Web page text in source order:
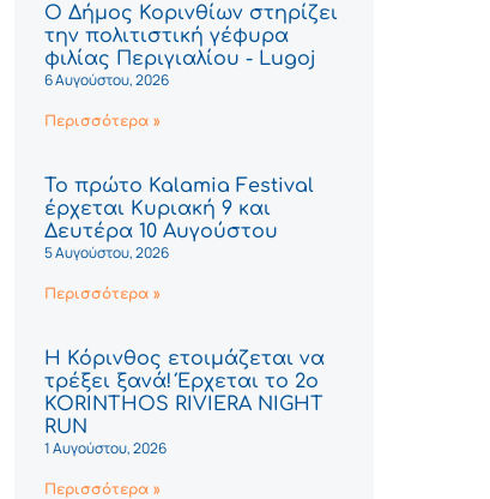
Ο Δήμος Κορινθίων στηρίζει
την πολιτιστική γέφυρα
φιλίας Περιγιαλίου - Lugoj
6 Αυγούστου, 2026
Περισσότερα »
Το πρώτο Kalamia Festival
έρχεται Κυριακή 9 και
Δευτέρα 10 Αυγούστου
5 Αυγούστου, 2026
Περισσότερα »
Η Κόρινθος ετοιμάζεται να
τρέξει ξανά! Έρχεται το 2ο
KORINTHOS RIVIERA NIGHT
RUN
1 Αυγούστου, 2026
Περισσότερα »